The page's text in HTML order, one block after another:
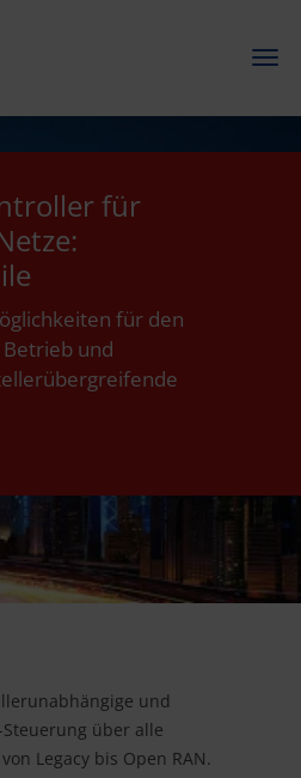
für
für den
und
und
über alle
Legacy bis Open RAN.